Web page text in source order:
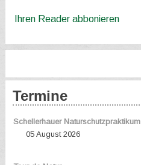
Ihren Reader abbonieren
Termine
Schellerhauer Naturschutzpraktikum
05 August 2026